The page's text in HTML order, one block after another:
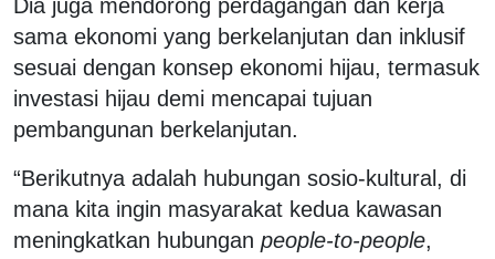
​​​​​​Dia juga mendorong perdagangan dan kerja
sama ekonomi yang berkelanjutan dan inklusif
sesuai dengan konsep ekonomi hijau, termasuk
investasi hijau demi mencapai tujuan
pembangunan berkelanjutan.
“Berikutnya adalah hubungan sosio-kultural, di
mana kita ingin masyarakat kedua kawasan
meningkatkan hubungan people-to-people,